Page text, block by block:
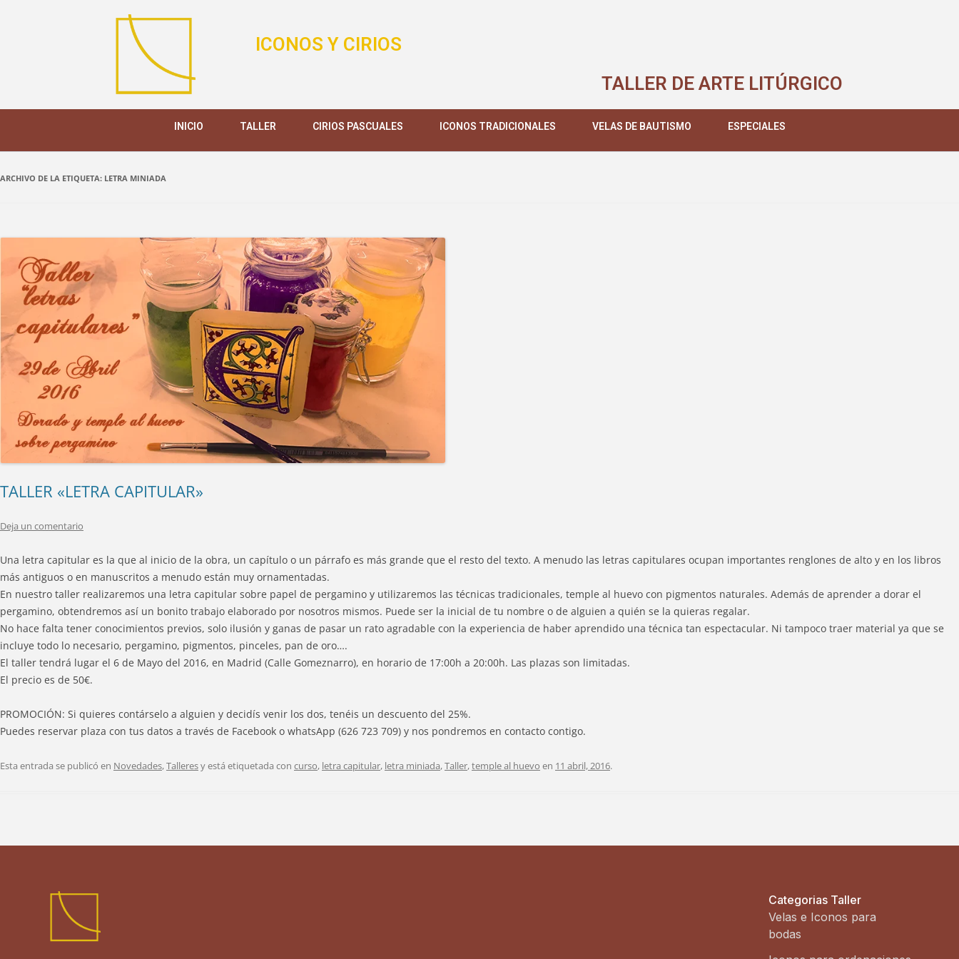
ICONOS Y CIRIOS
TALLER DE ARTE LITÚRGICO
INICIO TALLER CIRIOS PASCUALES ICONOS TRADICIONALES VELAS DE BAUTISMO ESPECIALES
ARCHIVO DE LA ETIQUETA: LETRA MINIADA
TALLER «LETRA CAPITULAR»
Deja un comentario
Una letra capitular es la que al inicio de la obra, un capítulo o un párrafo es más grande que el resto del texto. A menudo las letras capitulares ocupan importantes renglones de alto y en los libros
más antiguos o en manuscritos a menudo están muy ornamentadas.
En nuestro taller realizaremos una letra capitular sobre papel de pergamino y utilizaremos las técnicas tradicionales, temple al huevo con pigmentos naturales. Además de aprender a dorar el
pergamino, obtendremos así un bonito trabajo elaborado por nosotros mismos. Puede ser la inicial de tu nombre o de alguien a quién se la quieras regalar.
No hace falta tener conocimientos previos, solo ilusión y ganas de pasar un rato agradable con la experiencia de haber aprendido una técnica tan espectacular. Ni tampoco traer material ya que se
incluye todo lo necesario, pergamino, pigmentos, pinceles, pan de oro….
El taller tendrá lugar el 6 de Mayo del 2016, en Madrid (Calle Gomeznarro), en horario de 17:00h a 20:00h. Las plazas son limitadas.
El precio es de 50€.
PROMOCIÓN: Si quieres contárselo a alguien y decidís venir los dos, tenéis un descuento del 25%.
Puedes reservar plaza con tus datos a través de Facebook o whatsApp (626 723 709) y nos pondremos en contacto contigo.
Esta entrada se publicó en Novedades,Talleresy está etiquetada con curso, letra capitular, letra miniada,Taller,temple al huevo en 11 abril, 2016.
Categorias Taller
Velas e Iconos para
bodas